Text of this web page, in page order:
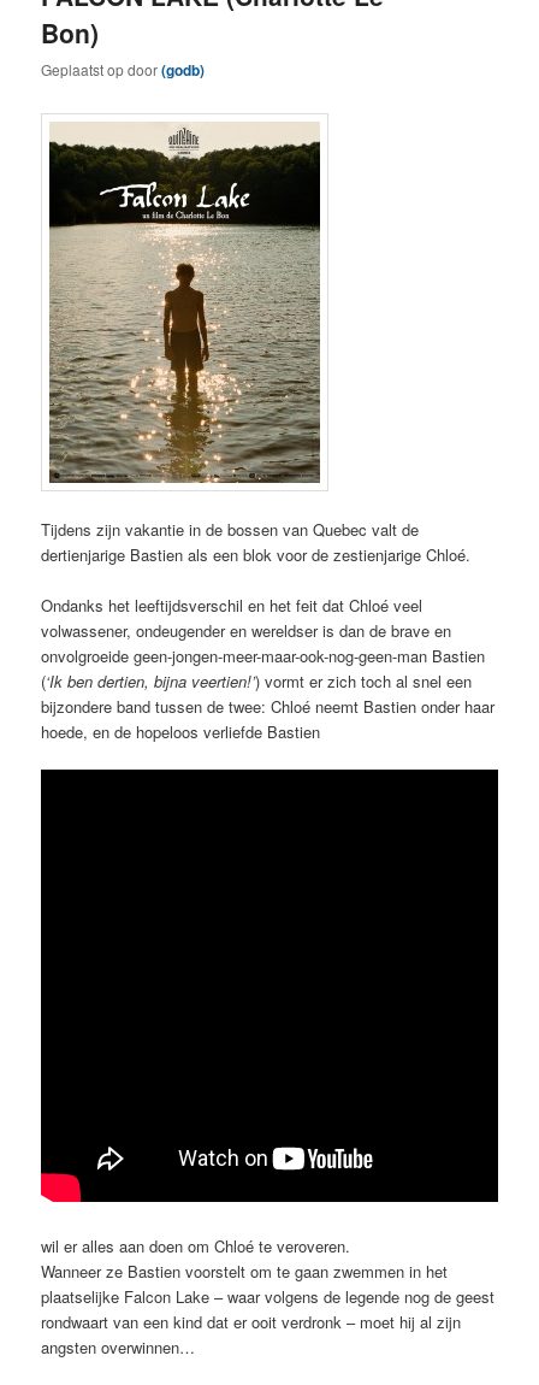
Bon)
Geplaatst opdoor(godb)
Tijdens zijn vakantie in de bossen van Quebec valt de
dertienjarige Bastien als een blok voor de zestienjarige Chloé.
Ondanks het leeftijdsverschil en het feit dat Chloé veel
volwassener, ondeugender en wereldser is dan de brave en
onvolgroeide geen-jongen-meer-maar-ook-nog-geen-man Bastien
(‘Ik ben dertien, bijna veertien!’) vormt er zich toch al snel een
bijzondere band tussen de twee: Chloé neemt Bastien onder haar
hoede, en de hopeloos verliefde Bastien
wil er alles aan doen om Chloé te veroveren.
Wanneer ze Bastien voorstelt om te gaan zwemmen in het
plaatselijke Falcon Lake – waar volgens de legende nog de geest
rondwaart van een kind dat er ooit verdronk – moet hij al zijn
angsten overwinnen…